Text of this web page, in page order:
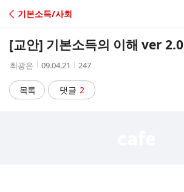
C
A
기본소득/사회
[교안] 기본소득의 이해 ver 2.0
작
자
최광은
작
시
간
09.04.21
조
수
247
목록 댓글 2